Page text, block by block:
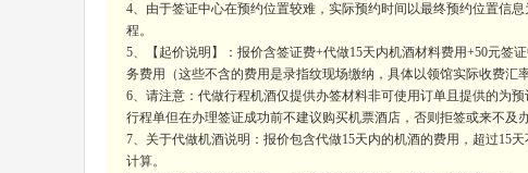
4、由于签证中心在预约位置较难，实际预约时间以最终预约位置信
程。
5、【起价说明】：报价含签证费+代做15天内机酒材料费用+50元签
务费用（这些不含的费用是录指纹现场缴纳，具体以领馆实际收费汇率
6、请注意：代做行程机酒仅提供办签材料非可使用订单且提供的为
行程单但在办理签证成功前不建议购买机票酒店，否则拒签或来不及
7、关于代做机酒说明：报价包含代做15天内的机酒的费用，超过15
计算。